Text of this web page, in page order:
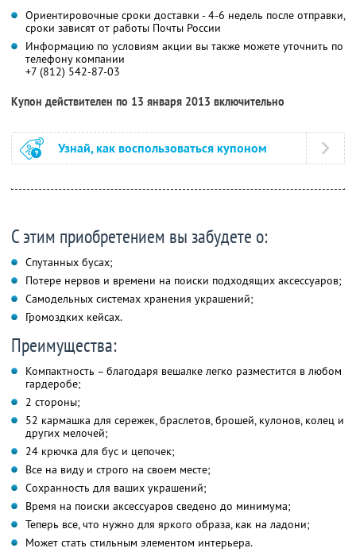
Ориентировочные сроки доставки - 4-6 недель после отправки,
сроки зависят от работы Почты России
Информацию по условиям акции вы также можете уточнить по
телефону компании
+7 (812) 542-87-03
Купон действителен по 13 января 2013 включительно
Узнай, как воспользоваться купоном
С этим приобретением вы забудете о:
Спутанных бусах;
Потере нервов и времени на поиски подходящих аксессуаров;
Самодельных системах хранения украшений;
Громоздких кейсах.
Преимущества:
Компактность – благодаря вешалке легко разместится в любом
гардеробе;
2 стороны;
52 кармашка для сережек, браслетов, брошей, кулонов, колец и
других мелочей;
24 крючка для бус и цепочек;
Все на виду и строго на своем месте;
Сохранность для ваших украшений;
Время на поиски аксессуаров сведено до минимума;
Теперь все, что нужно для яркого образа, как на ладони;
Может стать стильным элементом интерьера.